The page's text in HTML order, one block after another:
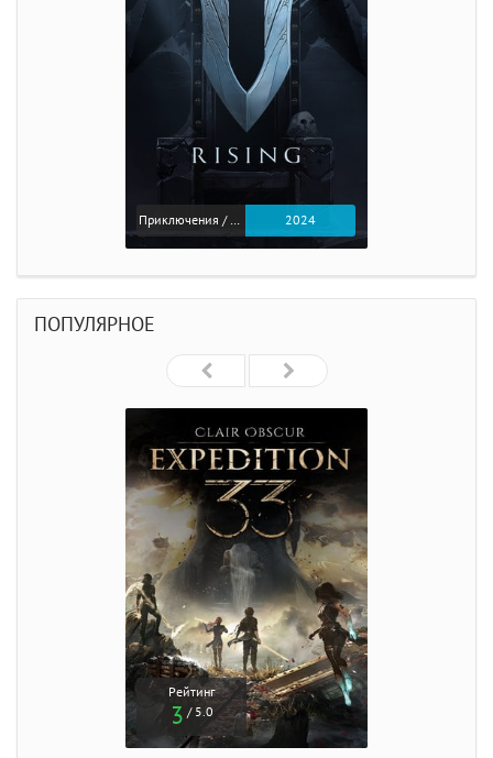
Приключения / Экшен 2024
ПОПУЛЯРНОЕ
Рейтинг
3 / 5.0